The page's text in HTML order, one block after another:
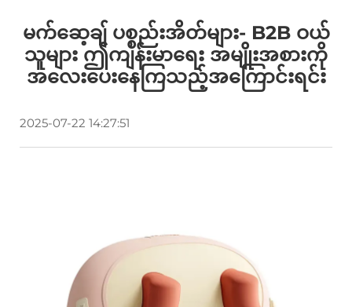
မက်ဆေ့ချ် ပစ္စည်းအိတ်များ- B2B ဝယ်
သူများ ဤကျန်းမာရေး အမျိုးအစားကို
အလေးပေးနေကြသည့်အကြောင်းရင်း
2025-07-22 14:27:51